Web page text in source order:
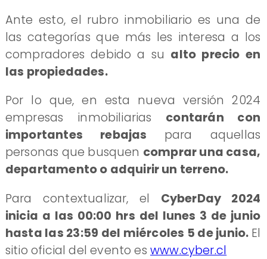
Ante esto, el rubro inmobiliario es una de
las categorías que más les interesa a los
compradores debido a su alto precio en
las propiedades.
Por lo que, en esta nueva versión 2024
empresas inmobiliarias contarán con
importantes rebajas para aquellas
personas que busquen comprar una casa,
departamento o adquirir un terreno.
Para contextualizar, el CyberDay 2024
inicia a las 00:00 hrs del lunes 3 de junio
hasta las 23:59 del miércoles 5 de junio. El
sitio oficial del evento eswww.cyber.cl